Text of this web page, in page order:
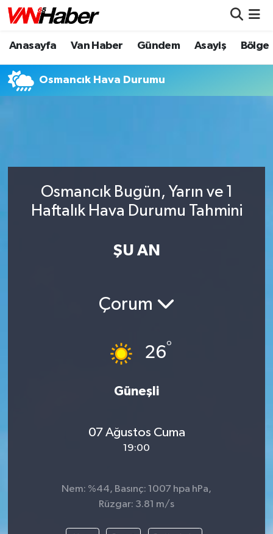
Anasayfa Van Haber Gündem Asayiş Bölge
Osmancık Hava Durumu
Osmancık Bugün, Yarın ve 1
Haftalık Hava Durumu Tahmini
ŞU AN
Çorum
26°
Güneşli
07 Ağustos Cuma
19:00
Nem: %44, Basınç: 1007 hpa hPa,
Rüzgar: 3.81 m/s
Nöbetçi Eczaneler
Hava Durumu
Son Dakika Haberleri